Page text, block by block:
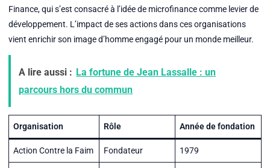
Finance, qui s’est consacré à l’idée de microfinance comme levier de
développement. L’impact de ses actions dans ces organisations
vient enrichir son image d’homme engagé pour un monde meilleur.
A lire aussi : La fortune de Jean Lassalle : un
parcours hors du commun
Organisation Rôle Année de fondation
Action Contre la Faim Fondateur 1979